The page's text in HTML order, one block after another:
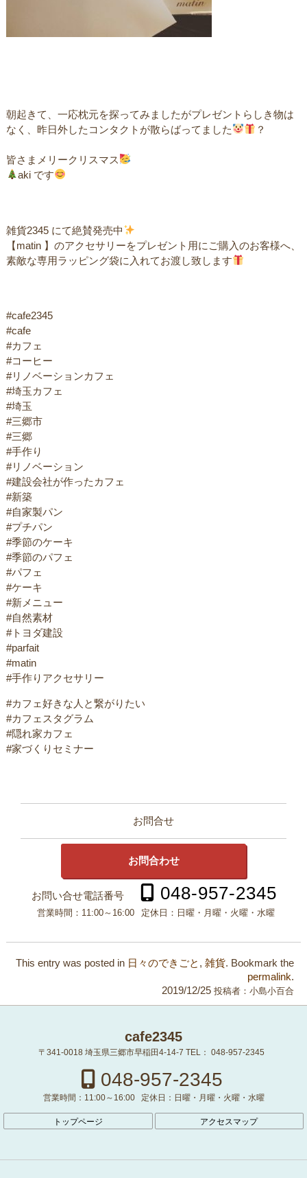
朝起きて、一応枕元を探ってみましたがプレゼントらしき物は
なく、昨日外したコンタクトが散らばってました
？
ㅤ皆さまメリークリスマス
aki です
雑貨2345 にて絶賛発売中
【matin 】のアクセサリーをプレゼント用にご購入のお客様へ、
素敵な専用ラッピング袋に入れてお渡し致します
#cafe2345
#cafe
#カフェ
#コーヒー
#リノベーションカフェ
#埼玉カフェ
#埼玉
#三郷市
#三郷
#手作り
#リノベーション
#建設会社が作ったカフェ
#新築
#自家製パン
#プチパン
#季節のケーキ
#季節のパフェ
#パフェ
#ケーキ
#新メニュー
#自然素材
#トヨダ建設
#parfait
#matin
#手作りアクセサリー
#カフェ好きな人と繋がりたい
#カフェスタグラム
#隠れ家カフェ
#家づくりセミナー
お問合せ
お問合わせ
お問い合せ電話番号 048-957-2345
営業時間： 11:00～16:00 定休日： 日曜・月曜・火曜・水曜
This entry was posted in 日々のできごと ,雑貨. Bookmark the
permalink.
2019/12/25 投稿者：小島小百合
cafe2345
〒341-0018 埼玉県三郷市早稲田4-14-7 TEL： 048-957-2345
048-957-2345
営業時間： 11:00～16:00 定休日： 日曜・月曜・火曜・水曜
トップページ アクセスマップ